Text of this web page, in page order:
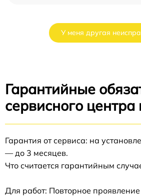
У меня другая
Гарантийные
сервисного
Гарантия от сервиса: на
— до 3 месяцев.
Что считается гарантийным
Для работ: Повторное